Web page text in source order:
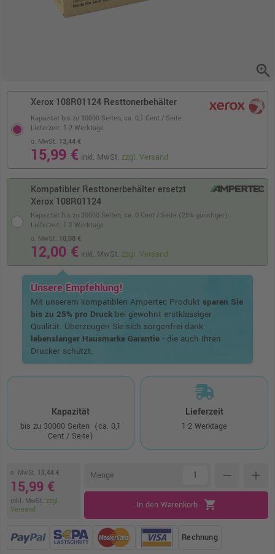
zoom_in
Xerox 108R01124 Resttonerbehälter
Kapazität bis zu 30000 Seiten, ca. 0,1 Cent / Seite
o. MwSt. 13,44 €
15,99 € inkl. MwSt.zzgl. Versand
Lieferzeit: 1-2 Werktage
Kompatibler Resttonerbehälter ersetzt
Xerox 108R01124
Kapazität bis zu 30000 Seiten, ca. 0 Cent / Seite (25% günstiger)
o. MwSt. 10,08 €
12,00 € inkl. MwSt. zzgl. Versand
Lieferzeit: 1-2 Werktage
Unsere Empfehlung!
Mit unserem kompatiblen Ampertec Produkt sparen Sie
bis zu 25% pro Druckbei gewohnt erstklassiger
Qualität. Überzeugen Sie sich sorgenfrei dank
lebenslanger Hausmarke Garantie- die auch Ihren
Drucker schützt.
Kapazität
bis zu 30000 Seiten (ca. 0,1
Cent / Seite)
Lieferzeit
1-2 Werktage
o. MwSt. 13,44 €
15,99 €
inkl. MwSt. zzgl.
Versand
Menge remove add
In den Warenkorb shopping_cart
Rechnung